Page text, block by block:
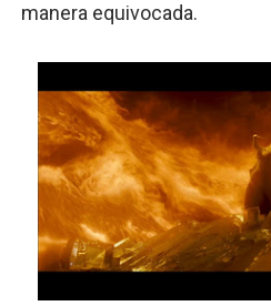
manera equivocada.